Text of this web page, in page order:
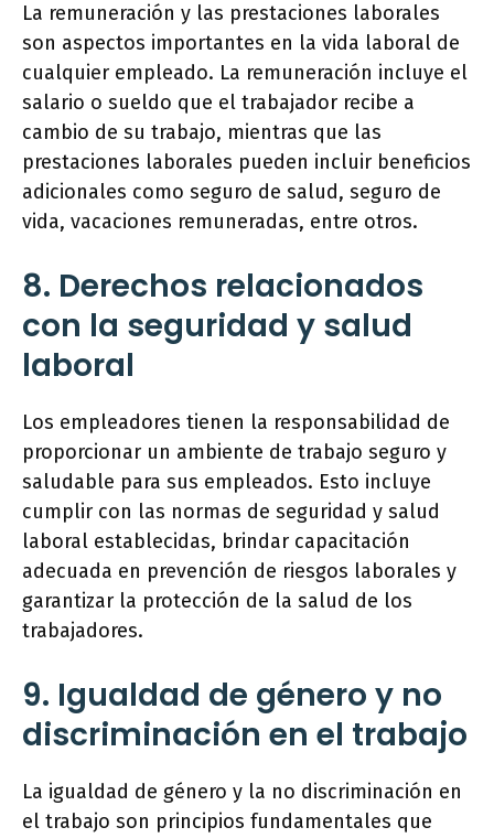
La remuneración y las prestaciones laborales
son aspectos importantes en la vida laboral de
cualquier empleado. La remuneración incluye el
salario o sueldo que el trabajador recibe a
cambio de su trabajo, mientras que las
prestaciones laborales pueden incluir beneficios
adicionales como seguro de salud, seguro de
vida, vacaciones remuneradas, entre otros.
8. Derechos relacionados
con la seguridad y salud
laboral
Los empleadores tienen la responsabilidad de
proporcionar un ambiente de trabajo seguro y
saludable para sus empleados. Esto incluye
cumplir con las normas de seguridad y salud
laboral establecidas, brindar capacitación
adecuada en prevención de riesgos laborales y
garantizar la protección de la salud de los
trabajadores.
9. Igualdad de género y no
discriminación en el trabajo
La igualdad de género y la no discriminación en
el trabajo son principios fundamentales que